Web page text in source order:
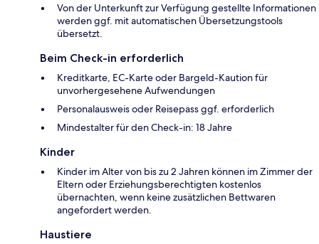
Von der Unterkunft zur Verfügung gestellte Informationen
werden ggf. mit automatischen Übersetzungstools
übersetzt.
Beim Check-in erforderlich
Kreditkarte, EC-Karte oder Bargeld-Kaution für
unvorhergesehene Aufwendungen
Personalausweis oder Reisepass ggf. erforderlich
Mindestalter für den Check-in: 18 Jahre
Kinder
Kinder im Alter von bis zu 2 Jahren können im Zimmer der
Eltern oder Erziehungsberechtigten kostenlos
übernachten, wenn keine zusätzlichen Bettwaren
angefordert werden.
Haustiere